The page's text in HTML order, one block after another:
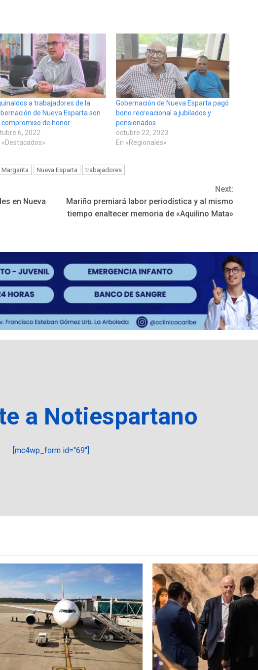
a trabajadores de la
de Nueva Esparta son
compromiso de honor
6, 2022
«Destacados»
Gobernación de Nueva Esparta pagó
bono recreacional a jubilados y
pensionados
octubre 22, 2023
En «Regionales»
Margarita Nueva Esparta trabajadores
en Nueva
Next:
Mariño premiará labor periodística y al mismo
tiempo enaltecer memoria de «Aquilino Mata»
a Notiespartano
[mc4wp_form id="69"]